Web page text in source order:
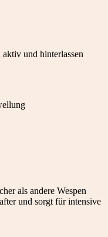
und hinterlassen
als andere Wespen
und sorgt für intensive